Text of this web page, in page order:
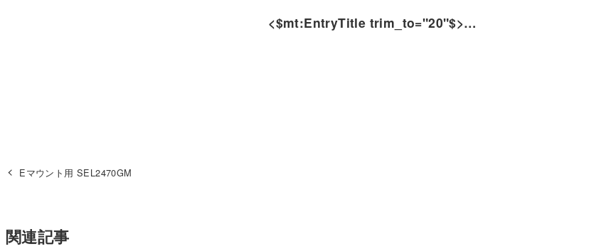
<$mt:EntryTitle trim_to="20"$>…
Eマウント用 SEL2470GM
関連記事